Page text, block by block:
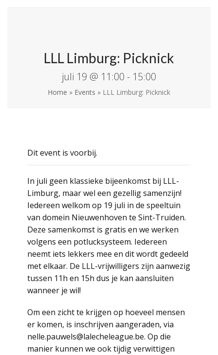
LLL Limburg: Picknick
juli 19 @ 11:00 - 15:00
Home » Events » LLL Limburg: Picknick
Dit event is voorbij.
In juli geen klassieke bijeenkomst bij LLL-
Limburg, maar wel een gezellig samenzijn!
Iedereen welkom op 19 juli in de speeltuin
van domein Nieuwenhoven te Sint-Truiden.
Deze samenkomst is gratis en we werken
volgens een potlucksysteem. Iedereen
neemt iets lekkers mee en dit wordt gedeeld
met elkaar. De LLL-vrijwilligers zijn aanwezig
tussen 11h en 15h dus je kan aansluiten
wanneer je wil!
Om een zicht te krijgen op hoeveel mensen
er komen, is inschrijven aangeraden, via
nelle.pauwels@lalecheleague.be. Op die
manier kunnen we ook tijdig verwittigen